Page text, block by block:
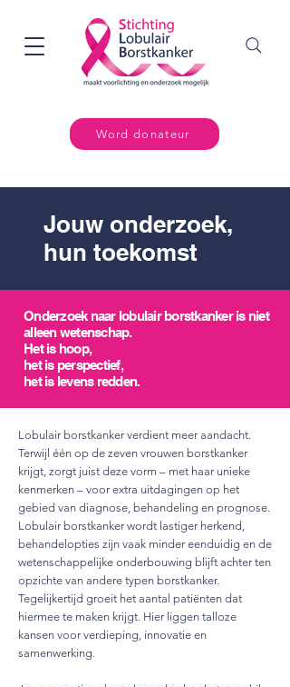
Word donateur
Jouw onderzoek,
hun toekomst
Onderzoek naar lobulair borstkanker is niet
alleen wetenschap.
Het is hoop,
het is perspectief,
het is levens redden.
​Lobulair borstkanker verdient meer aandacht.
Terwijl één op de zeven vrouwen borstkanker
krijgt, zorgt juist deze vorm – met haar unieke
kenmerken – voor extra uitdagingen op het
gebied van diagnose, behandeling en prognose.
Lobulair borstkanker wordt lastiger herkend,
behandelopties zijn vaak minder eenduidig en de
wetenschappelijke onderbouwing blijft achter ten
opzichte van andere typen borstkanker.
Tegelijkertijd groeit het aantal patiënten dat
hiermee te maken krijgt. Hier liggen talloze
kansen voor verdieping, innovatie en
samenwerking.